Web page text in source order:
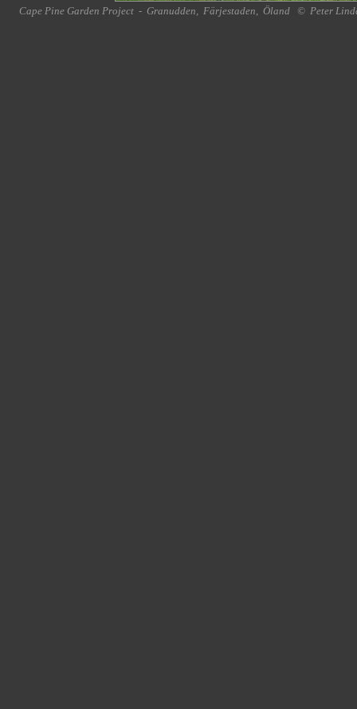
Cape Pine Garden Project - Granudden, Färjestaden, Öland © Peter